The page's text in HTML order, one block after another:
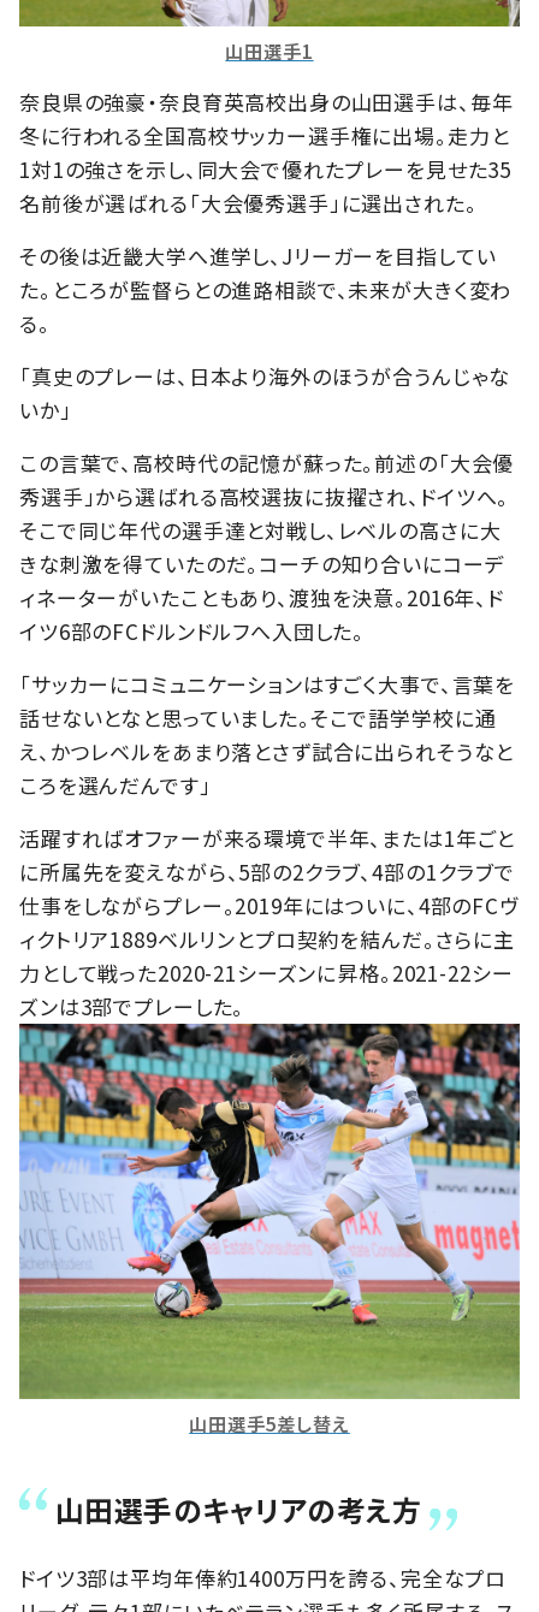
山田選手1
奈良県の強豪・奈良育英高校出身の山田選手は、毎年
冬に行われる全国高校サッカー選手権に出場。走力と
1対1の強さを示し、同大会で優れたプレーを見せた35
名前後が選ばれる「大会優秀選手」に選出された。
その後は近畿大学へ進学し、Jリーガーを目指してい
た。ところが監督らとの進路相談で、未来が大きく変わ
る。
「真史のプレーは、日本より海外のほうが合うんじゃな
いか」
この言葉で、高校時代の記憶が蘇った。前述の「大会優
秀選手」から選ばれる高校選抜に抜擢され、ドイツへ。
そこで同じ年代の選手達と対戦し、レベルの高さに大
きな刺激を得ていたのだ。コーチの知り合いにコーデ
ィネーターがいたこともあり、渡独を決意。2016年、ド
イツ6部のFCドルンドルフへ入団した。
「サッカーにコミュニケーションはすごく大事で、言葉を
話せないとなと思っていました。そこで語学学校に通
え、かつレベルをあまり落とさず試合に出られそうなと
ころを選んだんです」
活躍すればオファーが来る環境で半年、または1年ごと
に所属先を変えながら、5部の2クラブ、4部の1クラブで
仕事をしながらプレー。2019年にはついに、4部のFCヴ
ィクトリア1889ベルリンとプロ契約を結んだ。さらに主
力として戦った2020-21シーズンに昇格。2021-22シー
ズンは3部でプレーした。
山田選手5差し替え
山田選手のキャリアの考え方
ドイツ3部は平均年俸約1400万円を誇る、完全なプロ